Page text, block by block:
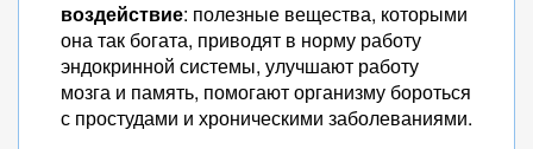
воздействие: полезные вещества, которыми
она так богата, приводят в норму работу
эндокринной системы, улучшают работу
мозга и память, помогают организму бороться
с простудами и хроническими заболеваниями.